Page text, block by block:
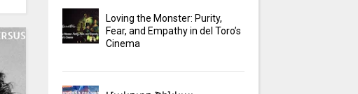
Loving the Monster: Purity,
Fear, and Empathy in del Toro’s
Cinema